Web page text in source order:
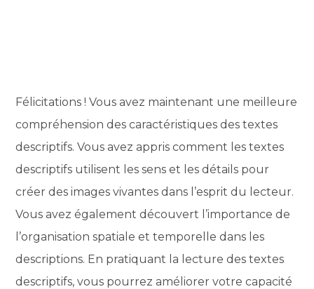
Félicitations ! Vous avez maintenant une meilleure
compréhension des caractéristiques des textes
descriptifs. Vous avez appris comment les textes
descriptifs utilisent les sens et les détails pour
créer des images vivantes dans l’esprit du lecteur.
Vous avez également découvert l’importance de
l’organisation spatiale et temporelle dans les
descriptions. En pratiquant la lecture des textes
descriptifs, vous pourrez améliorer votre capacité